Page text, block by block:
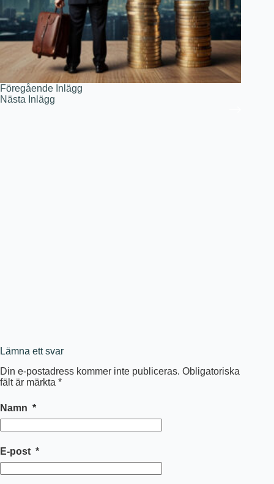
Föregående Inlägg
Nästa Inlägg
Lämna ett svar
Din e-postadress kommer inte publiceras. Obligatoriska
fält är märkta *
Namn *
E-post *